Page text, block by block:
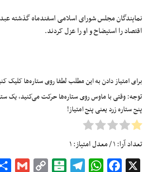
نمایندگان مجلس شورای اسلامی اسفندماه گذشته
اقتصاد را استیضاح و او را عزل کردند.
برای امتیاز دادن به این مطلب لطفا روی ستاره‌ها کلیک
توجه: وقتی با ماوس روی ستاره‌ها حرکت می‌کنید، یک
پنج ستاره زرد یعنی پنج امتیاز!
تعداد آرا:۱/ معدل امتیاز:۱
Facebook
WhatsApp
Telegram
Balatarin
Copy